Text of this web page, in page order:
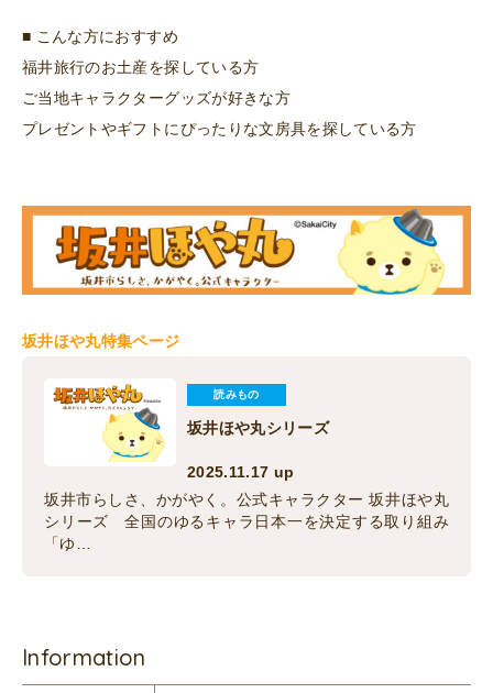
■ こんな方におすすめ
福井旅行のお土産を探している方
ご当地キャラクターグッズが好きな方
プレゼントやギフトにぴったりな文房具を探している方
坂井ほや丸特集ページ
読みもの
坂井ほや丸シリーズ
2025.11.17 up
坂井市らしさ、かがやく。公式キャラクター 坂井ほや丸
シリーズ 全国のゆるキャラ日本一を決定する取り組み
「ゆ…
Information